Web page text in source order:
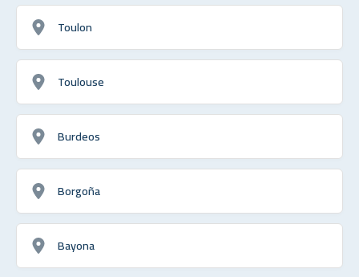
Toulon
Toulouse
Burdeos
Borgoña
Bayona